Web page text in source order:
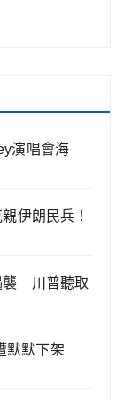
演唱會海
伊朗民兵！
襲 川普聽取
默默下架